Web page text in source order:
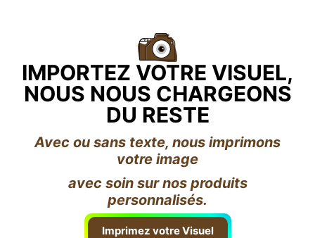
IMPORTEZ VOTRE VISUEL,
NOUS NOUS CHARGEONS
DU RESTE
Avec ou sans texte, nous imprimons
votre image
avec soin sur nos produits
personnalisés.
Imprimez votre Visuel